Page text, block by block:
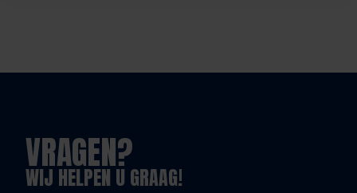
VRAGEN?
WIJ HELPEN U GRAAG!